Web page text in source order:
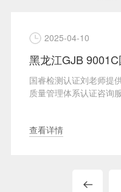
2025-04-10
国睿检测认证刘老师提
质量管理体系认证咨询
查看详情